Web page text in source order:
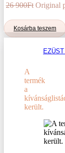
26 900Ft Original
Kosárba teszem
A
termék
a
került.